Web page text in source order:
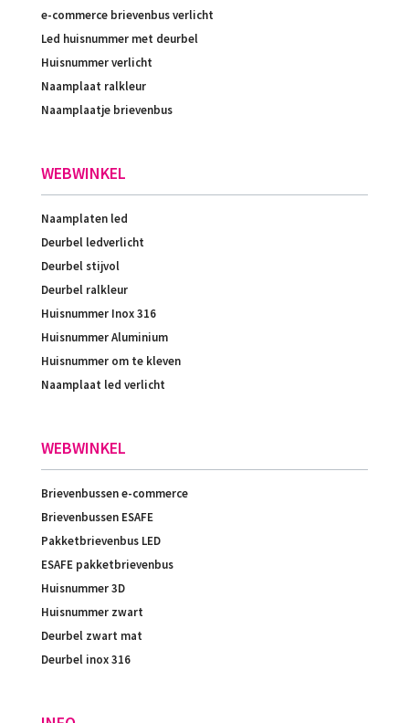
e-commerce brievenbus verlicht
Led huisnummer met deurbel
Huisnummer verlicht
Naamplaat ralkleur
Naamplaatje brievenbus
WEBWINKEL
Naamplaten led
Deurbel ledverlicht
Deurbel stijvol
Deurbel ralkleur
Huisnummer Inox 316
Huisnummer Aluminium
Huisnummer om te kleven
Naamplaat led verlicht
WEBWINKEL
Brievenbussen e-commerce
Brievenbussen ESAFE
Pakketbrievenbus LED
ESAFE pakketbrievenbus
Huisnummer 3D
Huisnummer zwart
Deurbel zwart mat
Deurbel inox 316